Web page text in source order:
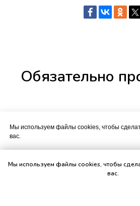
Мы используем файлы cookies, чтобы
вас.
Подтвердить
Обязательно
Мы используем файлы cookies, чтобы
вас.